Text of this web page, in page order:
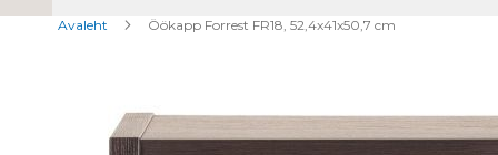
Avaleht Öökapp Forrest FR18, 52,4x41x50,7 cm